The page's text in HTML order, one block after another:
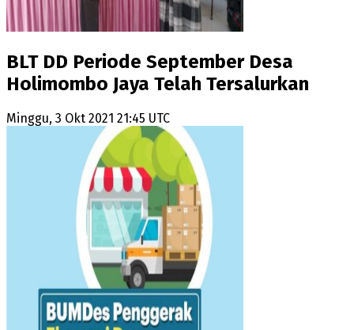
BLT DD Periode September Desa
Holimombo Jaya Telah Tersalurkan
Minggu, 3 Okt 2021 21:45 UTC